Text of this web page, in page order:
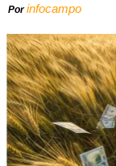
Porinfocampo